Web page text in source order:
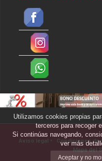
Aviso legal • Condiciones de
Mapa del
Utilizamos cookies propias
terceros para recoger
Si continúas navegando,
ver más